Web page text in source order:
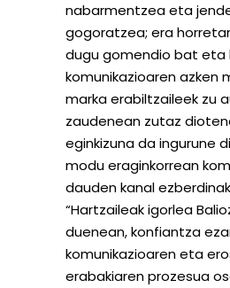
nabarmentzea eta
gogoratzea; era
dugu gomendio bat eta
komunikazioaren azken
marka erabiltzaileek zu
zaudenean zutaz
eginkizuna da ingurune
modu eraginkorrean
dauden kanal
“Hartzaileak igorlea
duenean, konfiantza
komunikazioaren eta
erabakiaren prozesua